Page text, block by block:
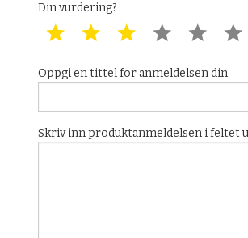
Din vurdering?
1 star 2 star 3 star 4 star 5 star
Oppgi en tittel for anmeldelsen din
Skriv inn produktanmeldelsen i feltet